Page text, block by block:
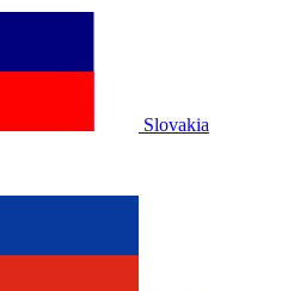
Slovakia